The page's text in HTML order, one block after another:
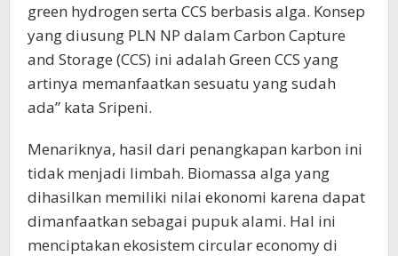
green hydrogen serta CCS berbasis alga. Konsep
yang diusung PLN NP dalam Carbon Capture
and Storage (CCS) ini adalah Green CCS yang
artinya memanfaatkan sesuatu yang sudah
ada” kata Sripeni.
Menariknya, hasil dari penangkapan karbon ini
tidak menjadi limbah. Biomassa alga yang
dihasilkan memiliki nilai ekonomi karena dapat
dimanfaatkan sebagai pupuk alami. Hal ini
menciptakan ekosistem circular economy di